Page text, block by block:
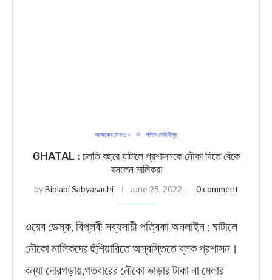
আজকের সেরা ১০ পশ্চিম মেদিনীপুর
GHATAL : চলতি বছরে ঘাটালে প্রশাসনকে নৌকা দিতে বেঁকে
বসলেন মালিকরা
byBiplabi Sabyasachi June 25, 2022 0 comment
ওয়েব ডেস্ক, বিপ্লবী সব্যসাচী পত্রিকা অনলাইন : ঘাটালে
নৌকো মালিকদের হুঁশিয়ারিতে অস্বস্তিতে ব্লক প্রশাসন।
বন্যা দোরগড়ায়,গতবারের নৌকো ভাড়ার টাকা না মেলার